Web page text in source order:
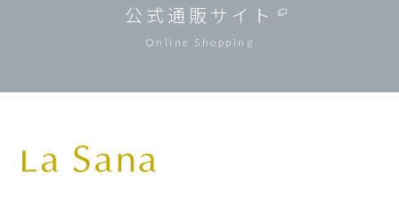
公式通販サイト
Online Shopping